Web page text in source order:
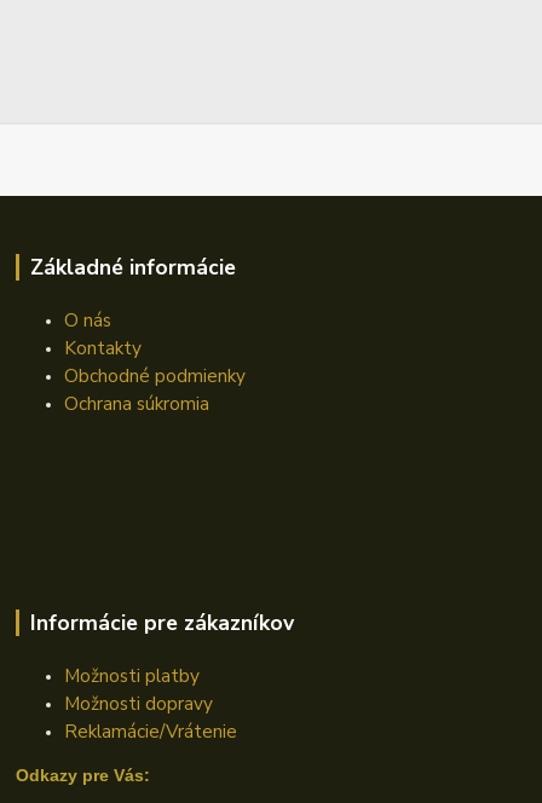
Základné informácie
O nás
Kontakty
Obchodné podmienky
Ochrana súkromia
Informácie pre zákazníkov
Možnosti platby
Možnosti dopravy
Reklamácie/Vrátenie
Odkazy pre Vás: